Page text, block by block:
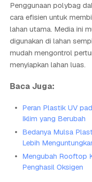
Penggunaan polybag
cara efisien untuk
lahan utama. Media ini
digunakan di lahan
mudah mengontrol
menyiapkan lahan luas.
Baca Juga:
Peran Plastik UV
Iklim yang Berubah
Bedanya Mulsa
Lebih
Mengubah Rooftop
Penghasil Oksigen